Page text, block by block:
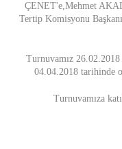
ÇENET'e,Mehmet
Tertip Komisyonu
Turnuvamız 26.02.2018
04.04.2018 tarihinde
Turnuvamıza